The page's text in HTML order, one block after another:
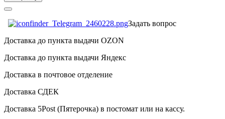
Задать вопрос
Доставка до пункта выдачи OZON
Доставка до пункта выдачи Яндекс
Доставка в почтовое отделение
Доставка СДЕК
Доставка 5Post (Пятерочка) в постомат или на кассу.